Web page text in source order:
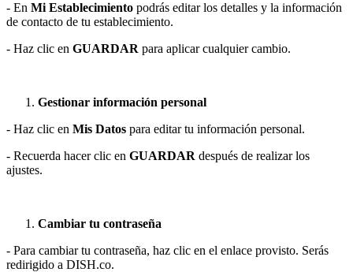
- En Mi Establecimiento podrás editar los detalles y la información
de contacto de tu establecimiento.
- Haz clic en GUARDAR para aplicar cualquier cambio.
Gestionar información personal
- Haz clic en Mis Datos para editar tu información personal.
- Recuerda hacer clic en GUARDAR después de realizar los
ajustes.
Cambiar tu contraseña
- Para cambiar tu contraseña, haz clic en el enlace provisto. Serás
redirigido a DISH.co.